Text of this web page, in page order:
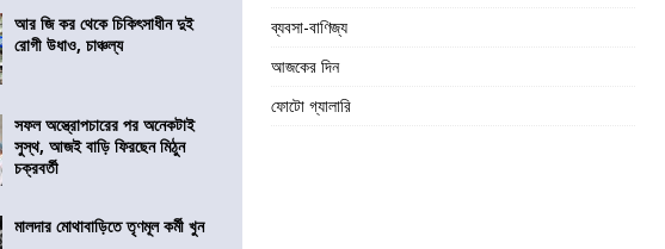
আর জি কর থেকে চিকিৎসাধীন দুই
রোগী উধাও, চাঞ্চল্য
সফল অস্ত্রোপচারের পর অনেকটাই
সুস্থ, আজই বাড়ি ফিরছেন মিঠুন
চক্রবর্তী
মালদার মোথাবাড়িতে তৃণমূল কর্মী খুন
ব্যবসা-বাণিজ্য
আজকের দিন
ফোটো গ্যালারি